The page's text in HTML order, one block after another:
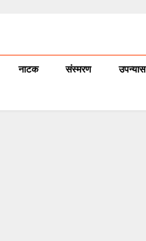
नाटक संस्मरण उपन्यास